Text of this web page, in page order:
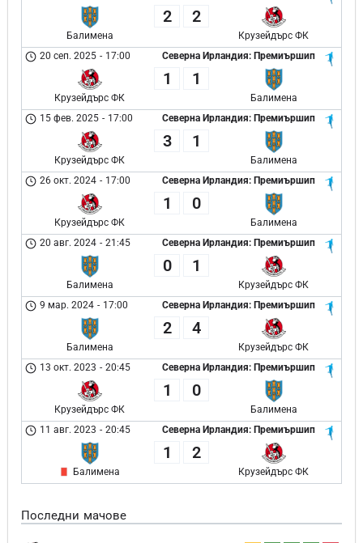
Балимена
2 2
Крузейдърс ФК
Северна Ирландия: Премиършип
20 сеп. 2025 - 17:00
Крузейдърс ФК
1 1
Балимена
Северна Ирландия: Премиършип
15 фев. 2025 - 17:00
Крузейдърс ФК
3 1
Балимена
Северна Ирландия: Премиършип
26 окт. 2024 - 17:00
Крузейдърс ФК
1 0
Балимена
Северна Ирландия: Премиършип
20 авг. 2024 - 21:45
Балимена
0 1
Крузейдърс ФК
Северна Ирландия: Премиършип
9 мар. 2024 - 17:00
Балимена
2 4
Крузейдърс ФК
Северна Ирландия: Премиършип
13 окт. 2023 - 20:45
Крузейдърс ФК
1 0
Балимена
Северна Ирландия: Премиършип
11 авг. 2023 - 20:45
Балимена
1 2
Крузейдърс ФК
Последни мачове